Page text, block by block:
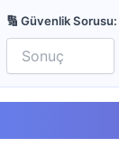
🔢 Güvenlik Sorusu: